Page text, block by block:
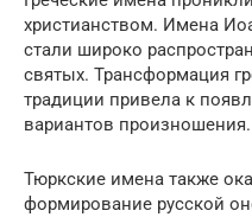
христианством. Имена
стали широко
святых. Трансформация
традиции привела к
вариантов произношения.
Тюркские имена также
формирование русской